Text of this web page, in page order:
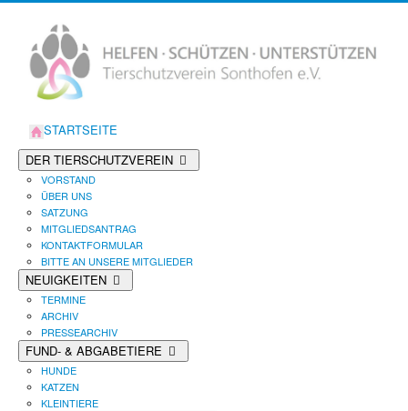
STARTSEITE
DER TIERSCHUTZVEREIN
VORSTAND
ÜBER UNS
SATZUNG
MITGLIEDSANTRAG
KONTAKTFORMULAR
BITTE AN UNSERE MITGLIEDER
NEUIGKEITEN
TERMINE
ARCHIV
PRESSEARCHIV
FUND- & ABGABETIERE
HUNDE
KATZEN
KLEINTIERE